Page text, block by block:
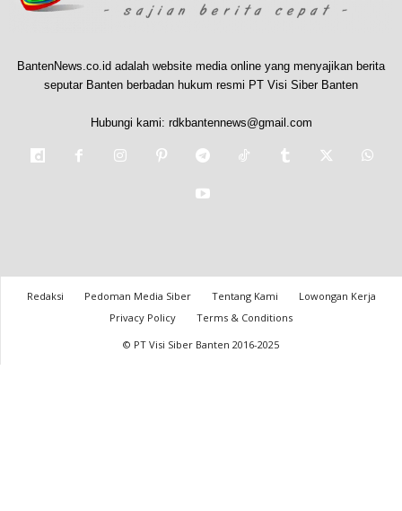
BantenNews.co.id adalah website media online yang menyajikan berita
seputar Banten berbadan hukum resmi PT Visi Siber Banten
Hubungi kami: rdkbantennews@gmail.com
Redaksi Pedoman Media Siber Tentang Kami
Lowongan Kerja
Privacy Policy
Terms & Conditions
© PT Visi Siber Banten 2016-2025